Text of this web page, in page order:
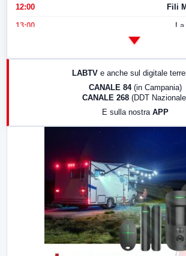
12:00 Fili
13:00 La
17:00
LABTV e anche sul digitale
CANALE 84 (in Campania)
CANALE 268 (DDT
E sulla nostra APP